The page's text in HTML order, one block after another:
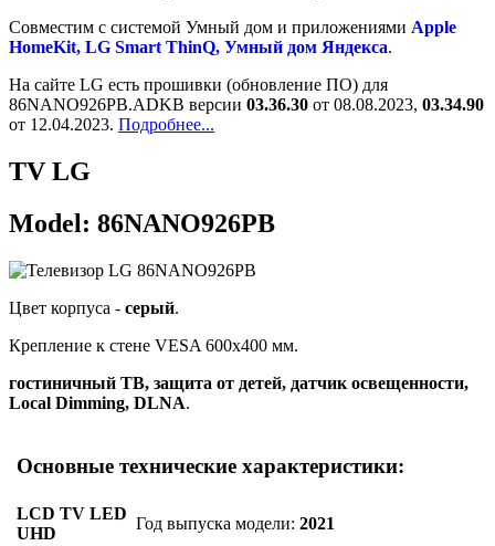
Cовместим с системой Умный дом и приложениями Apple
HomeKit, LG Smart ThinQ, Умный дом Яндекса.
На сайте LG есть прошивки (обновление ПО) для
86NANO926PB.ADKB версии 03.36.30 от 08.08.2023, 03.34.90
от 12.04.2023. Подробнее...
TV LG
Model: 86NANO926PB
Цвет корпуса - серый.
Крепление к стене VESA 600x400 мм.
гостиничный ТВ, защита от детей, датчик освещенности,
Local Dimming, DLNA.
Основные технические характеристики:
LCD TV LED
UHD
Год выпуска модели:2021